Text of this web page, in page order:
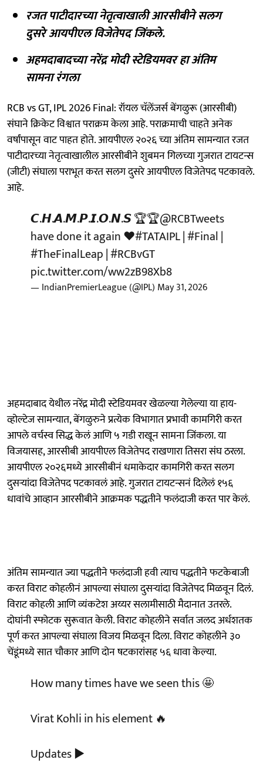
रजत पाटीदारच्या नेतृत्वाखाली आरसीबीने सलग
दुसरे आयपीएल विजेतेपद जिंकले.
अहमदाबादच्या नरेंद्र मोदी स्टेडियमवर हा अंतिम
सामना रंगला
RCB vs GT, IPL 2026 Final: रॉयल चॅलेंजर्स बेंगळुरू (आरसीबी)
संघाने क्रिकेट विश्वात पराक्रम केला आहे. पराक्रमाची चाहते अनेक
वर्षांपासून वाट पाहत होते. आयपीएल २०२६ च्या अंतिम सामन्यात रजत
पाटीदारच्या नेतृत्वाखालील आरसीबीने शुबमन गिलच्या गुजरात टायटन्स
(जीटी) संघाला पराभूत करत सलग दुसरे आयपीएल विजेतेपद पटकावले.
आहे.
𝘾.𝙃.𝘼.𝙈.𝙋.𝙄.𝙊.𝙉.𝙎 🏆🏆@RCBTweets
have done it again ❤️#TATAIPL|#Final|
#TheFinalLeap|#RCBvGT
pic.twitter.com/ww2zB98Xb8
— IndianPremierLeague (@IPL) May 31, 2026
अहमदाबाद येथील नरेंद्र मोदी स्टेडियमवर खेळल्या गेलेल्या या हाय-
व्होल्टेज सामन्यात, बेंगळुरुने प्रत्येक विभागात प्रभावी कामगिरी करत
आपले वर्चस्व सिद्ध केलं आणि ५ गडी राखून सामना जिंकला. या
विजयासह, आरसीबी आयपीएल विजेतेपद राखणारा तिसरा संघ ठरला.
आयपीएल २०२६मध्ये आरसीबीनं धमाकेदार कामगिरी करत सलग
दुसऱ्यांदा विजेतेपद पटकावलं आहे. गुजरात टायटन्सनं दिलेलं १५६
धावांचे आव्हान आरसीबीने आक्रमक पद्धतीने फलंदाजी करत पार केलं.
अंतिम सामन्यात ज्या पद्धतीने फलंदाजी हवी त्याच पद्धतीने फटकेबाजी
करत विराट कोहलीनं आपल्या संघाला दुसऱ्यांदा विजेतेपद मिळवून दिलं.
विराट कोहली आणि व्यंकटेश अय्यर सलामीसाठी मैदानात उतरले.
दोघांनी स्फोटक सुरूवात केली. विराट कोहलीने सर्वात जलद अर्धशतक
पूर्ण करत आपल्या संघाला विजय मिळवून दिला. विराट कोहलीने ३०
चेंडूंमध्ये सात चौकार आणि दोन षटकारांसह ५६ धावा केल्या.
How many times have we seen this 🤩
Virat Kohli in his element 🔥
Updates ▶️